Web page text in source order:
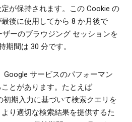
が保持されます。この Cookie の
後に使用してから 8 か月後で
ーのブラウジング セッションを
期間は 30 分です。
Google サービスのパフォーマン
とがあります。たとえば
初期入力に基づいて検索クエリを
り適切な検索結果を提供するた